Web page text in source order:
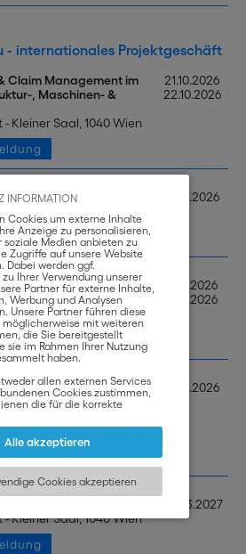
INFORMATION
Cookies um externe Inhalte
Anzeige zu personalisieren,
soziale Medien anbieten zu
Zugriffe auf unsere Website
Dabei werden ggf.
Ihrer Verwendung unserer
Partner für externe Inhalte,
Werbung und Analysen
Unsere Partner führen diese
möglicherweise mit weiteren
die Sie bereitgestellt
sie im Rahmen Ihrer Nutzung
haben.
allen externen Services
Cookies zustimmen,
die für die korrekte
Beachten Sie, dass bei der
Möglichkeit ggf. nicht alle
werden können.
Alle akzeptieren
Cookies akzeptieren
- internationales Projektgeschäft
Claim Management im
, Maschinen- &
Kleiner Saal, 1040 Wien
21.10.2026
22.10.2026
Projektgeschäft
1, 1040 Wien
04.11.2026
Online-Training
18.11.2026
19.11.2026
und
Saal 2, 1040 Wien
25.11.2026
Anlagenbau
Kleiner Saal, 1040 Wien
04.03.2027